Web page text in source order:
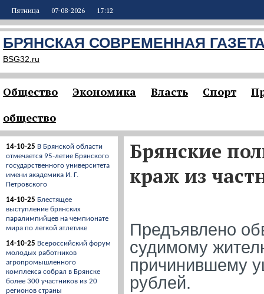
Пятница 07-08-2026 17:12
БРЯНСКАЯ СОВРЕМЕННАЯ
BSG32.ru
Общество Экономика Власть Спорт
общество
14-10-25 В Брянской области
отмечается 95-летие Брянского
государственного университета
имени академика И. Г.
Петровского
14-10-25 Блестящее
выступление брянских
паралимпийцев на чемпионате
мира по легкой атлетике
14-10-25 Всероссийский форум
молодых работников
агропромышленного
комплекса собрал в Брянске
более 300 участников из 20
регионов страны
Брянские
краж из
Предъявлено
судимому
причинившему
рублей.